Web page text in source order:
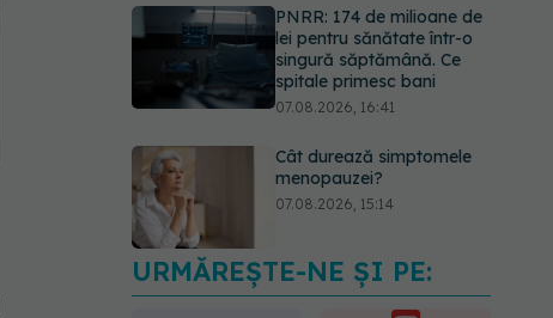
PNRR: 174 de milioane de
lei pentru sănătate într-o
singură săptămână. Ce
spitale primesc bani
07.08.2026, 16:41
Cât durează simptomele
menopauzei?
07.08.2026, 15:14
EXCLUSIV Cancerele
care pot fi prevenite. Dr.
URMĂREȘTE-NE ȘI PE: